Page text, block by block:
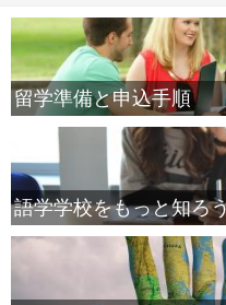
留学準備と申込手順
語学学校をもっと知ろ